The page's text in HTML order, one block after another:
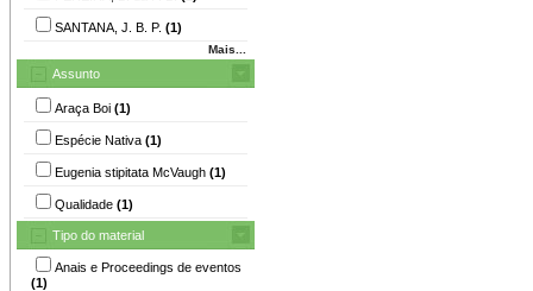
SANTANA, J. B. P. (1)
Mais...
Assunto
Araça Boi (1)
Espécie Nativa (1)
Eugenia stipitata McVaugh (1)
Qualidade (1)
Tipo do material
Anais e Proceedings de eventos
(1)